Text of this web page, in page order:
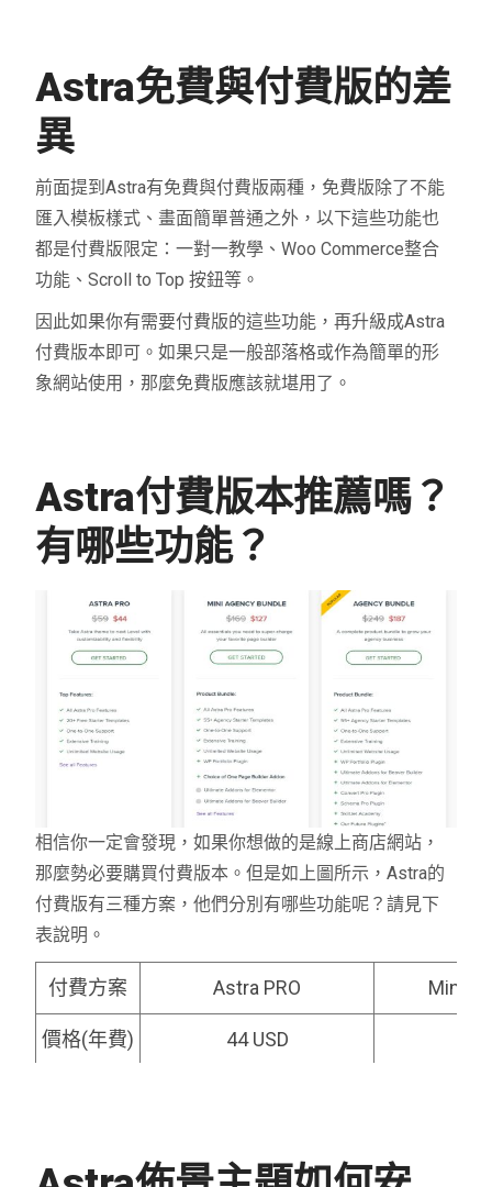
Astra免費與付費版的差
異
前面提到Astra有免費與付費版兩種，免費版除了不能
匯入模板樣式、畫面簡單普通之外，以下這些功能也
都是付費版限定：一對一教學、Woo Commerce整合
功能、Scroll to Top 按鈕等。
因此如果你有需要付費版的這些功能，再升級成Astra
付費版本即可。如果只是一般部落格或作為簡單的形
象網站使用，那麼免費版應該就堪用了。
Astra付費版本推薦嗎？
有哪些功能？
相信你一定會發現，如果你想做的是線上商店網站，
那麼勢必要購買付費版本。但是如上圖所示，Astra的
付費版有三種方案，他們分別有哪些功能呢？請見下
表說明。
付費方案 Astra PRO Mini
價格(年費) 44 USD